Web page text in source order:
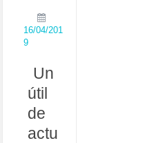
16/04/201
9
Un
útil
de
actu